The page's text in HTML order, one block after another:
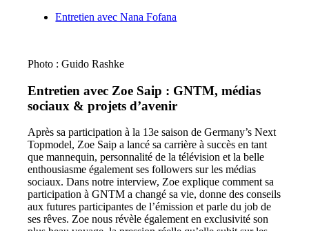
Entretien avec Nana Fofana
Photo : Guido Rashke
Entretien avec Zoe Saip : GNTM, médias
sociaux & projets d’avenir
Après sa participation à la 13e saison de Germany’s Next
Topmodel, Zoe Saip a lancé sa carrière à succès en tant
que mannequin, personnalité de la télévision et la belle
enthousiasme également ses followers sur les médias
sociaux. Dans notre interview, Zoe explique comment sa
participation à GNTM a changé sa vie, donne des conseils
aux futures participantes de l’émission et parle du job de
ses rêves. Zoe nous révèle également en exclusivité son